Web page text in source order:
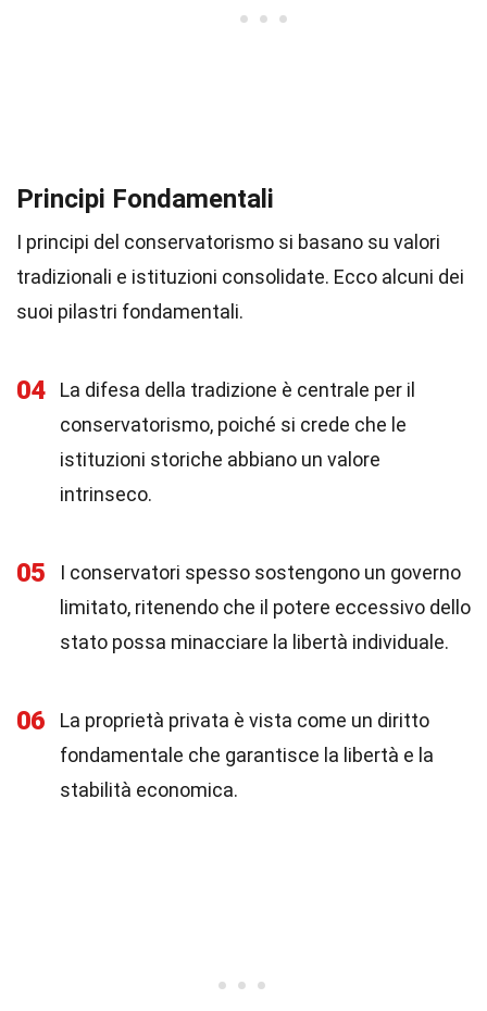
Principi Fondamentali
I principi del conservatorismo si basano su valori
tradizionali e istituzioni consolidate. Ecco alcuni dei
suoi pilastri fondamentali.
04
La difesa della tradizione è centrale per il
conservatorismo, poiché si crede che le
istituzioni storiche abbiano un valore
intrinseco.
05
I conservatori spesso sostengono un governo
limitato, ritenendo che il potere eccessivo dello
stato possa minacciare la libertà individuale.
06
La proprietà privata è vista come un diritto
fondamentale che garantisce la libertà e la
stabilità economica.